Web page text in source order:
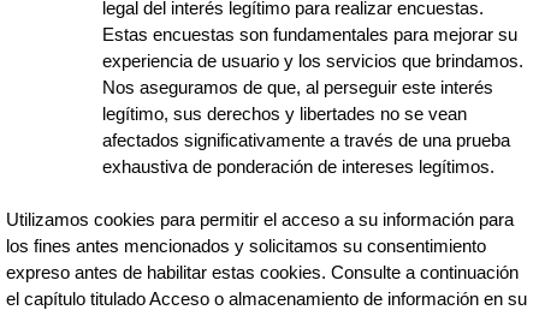
legal del interés legítimo para realizar encuestas.
Estas encuestas son fundamentales para mejorar su
experiencia de usuario y los servicios que brindamos.
Nos aseguramos de que, al perseguir este interés
legítimo, sus derechos y libertades no se vean
afectados significativamente a través de una prueba
exhaustiva de ponderación de intereses legítimos.
Utilizamos cookies para permitir el acceso a su información para
los fines antes mencionados y solicitamos su consentimiento
expreso antes de habilitar estas cookies. Consulte a continuación
el capítulo titulado Acceso o almacenamiento de información en su